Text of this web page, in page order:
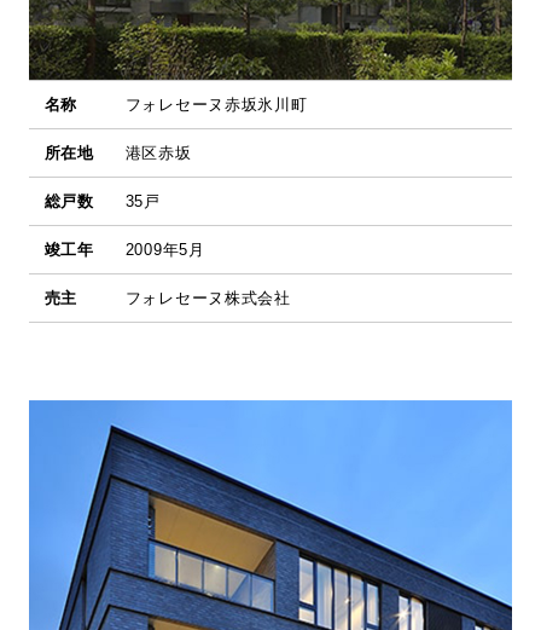
名称 フォレセーヌ赤坂氷川町
所在地 港区赤坂
総戸数 35戸
竣工年 2009年5月
売主 フォレセーヌ株式会社